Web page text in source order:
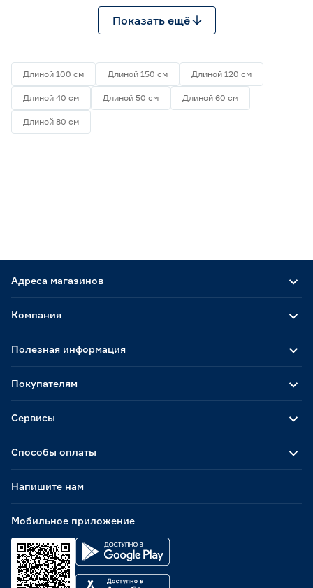
Показать ещё
Длиной 100 см Длиной 150 см Длиной 120 см
Длиной 40 см Длиной 50 см Длиной 60 см
Длиной 80 см
Адреса магазинов
Способы оплаты
Мобильное приложение
Компания
Полезная информация
Покупателям
Сервисы
Напишите нам